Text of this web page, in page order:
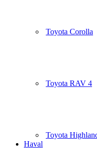
Toyota Corolla
Toyota RAV 4
Toyota
Haval